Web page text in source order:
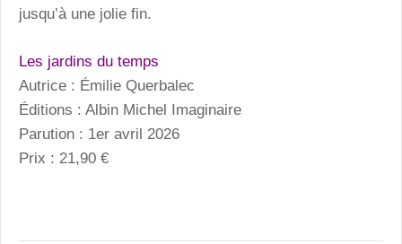
jusqu’à une jolie fin.
Les jardins du temps
Autrice : Émilie Querbalec
Éditions : Albin Michel Imaginaire
Parution : 1er avril 2026
Prix : 21,90 €